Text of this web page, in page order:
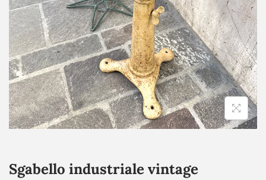
Sgabello industriale vintage